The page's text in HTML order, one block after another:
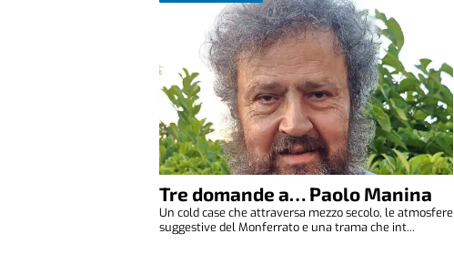
Tre domande a… Paolo Manina
Un cold case che attraversa mezzo secolo, le atmosfere
suggestive del Monferrato e una trama che int...